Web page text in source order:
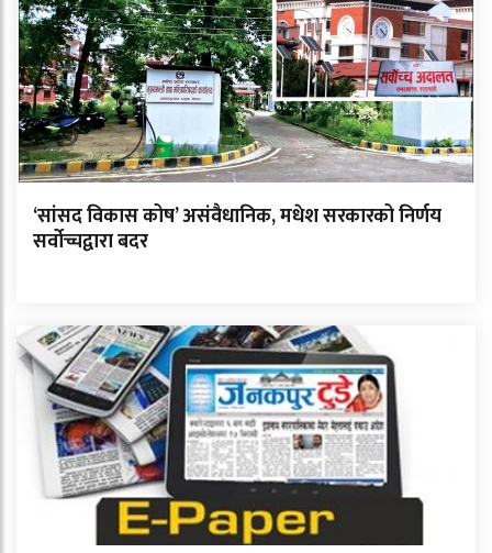
‘सांसद विकास कोष’ असंवैधानिक, मधेश सरकारको निर्णय
सर्वोच्चद्वारा बदर